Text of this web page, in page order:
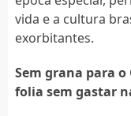
vida e a cultura
exorbitantes.
Sem grana para
folia sem gastar